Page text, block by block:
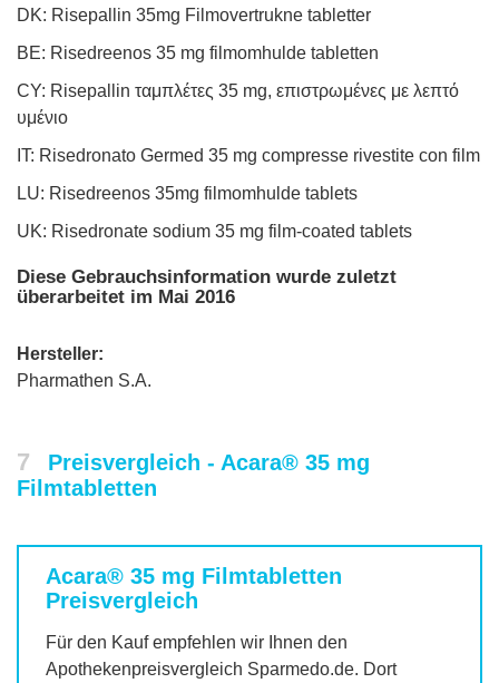
DK: Risepallin 35mg Filmovertrukne tabletter
BE: Risedreenos 35 mg filmomhulde tabletten
CY: Risepallin ταμπλέτες 35 mg, επιστρωμένες με λεπτό
υμένιο
IT: Risedronato Germed 35 mg compresse rivestite con film
LU: Risedreenos 35mg filmomhulde tablets
UK: Risedronate sodium 35 mg film-coated tablets
Diese Gebrauchsinformation wurde zuletzt
überarbeitet im Mai 2016
Hersteller:
Pharmathen S.A.
7
Preisvergleich - Acara® 35 mg
Filmtabletten
Acara® 35 mg Filmtabletten
Preisvergleich
Für den Kauf empfehlen wir Ihnen den
Apothekenpreisvergleich Sparmedo.de. Dort